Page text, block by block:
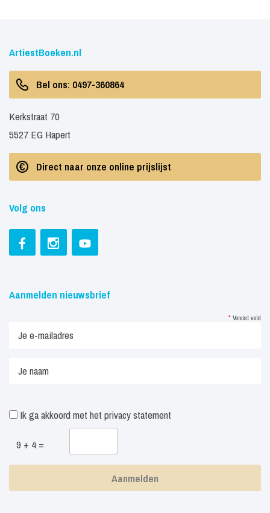
ArtiestBoeken.nl
Bel ons: 0497-360864
Kerkstraat 70
5527 EG Hapert
Direct naar onze online prijslijst
Volg ons
Aanmelden nieuwsbrief
* Vereist veld
Ik ga akkoord met het privacy statement
9 + 4 =